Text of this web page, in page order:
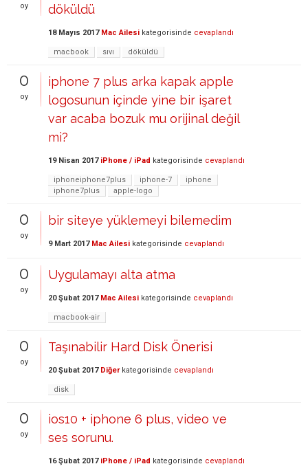
oy
döküldü
18 Mayıs 2017 Mac Ailesi kategorisinde cevaplandı
macbook sıvı döküldü
0
oy
iphone 7 plus arka kapak apple
logosunun içinde yine bir işaret
var acaba bozuk mu orijinal değil
mi?
19 Nisan 2017 iPhone / iPad kategorisinde cevaplandı
iphoneiphone7plus iphone-7
iphone
iphone7plus
apple-logo
0
oy
bir siteye yüklemeyi bilemedim
9 Mart 2017 Mac Ailesi kategorisinde cevaplandı
0
oy
Uygulamayı alta atma
20 Şubat 2017 Mac Ailesi kategorisinde cevaplandı
macbook-air
0
oy
Taşınabilir Hard Disk Önerisi
20 Şubat 2017 Diğerkategorisinde cevaplandı
disk
0
oy
ios10 + iphone 6 plus, video ve
ses sorunu.
16 Şubat 2017 iPhone / iPad kategorisinde cevaplandı